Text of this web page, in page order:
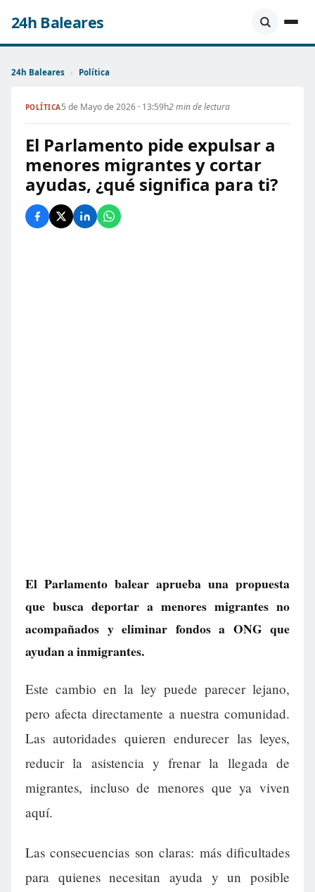
24h Baleares
24h Baleares › Política
POLÍTICA5 de Mayo de 2026 · 13:59h2 min de lectura
El Parlamento pide expulsar a
menores migrantes y cortar
ayudas, ¿qué significa para ti?
El Parlamento balear aprueba una propuesta
que busca deportar a menores migrantes no
acompañados y eliminar fondos a ONG que
ayudan a inmigrantes.
Este cambio en la ley puede parecer lejano,
pero afecta directamente a nuestra comunidad.
Las autoridades quieren endurecer las leyes,
reducir la asistencia y frenar la llegada de
migrantes, incluso de menores que ya viven
aquí.
Las consecuencias son claras: más dificultades
para quienes necesitan ayuda y un posible